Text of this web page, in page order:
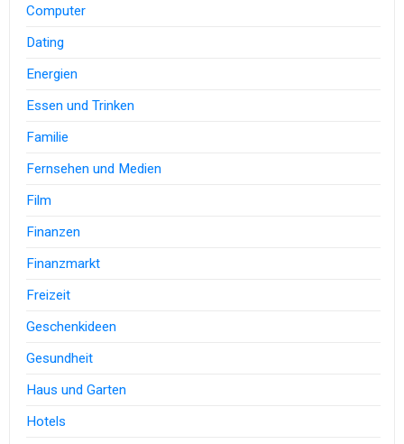
Computer
Dating
Energien
Essen und Trinken
Familie
Fernsehen und Medien
Film
Finanzen
Finanzmarkt
Freizeit
Geschenkideen
Gesundheit
Haus und Garten
Hotels